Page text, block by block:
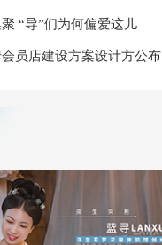
“导”们为何偏爱这儿
员店建设方案设计方公布